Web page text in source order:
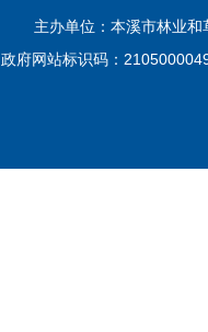
主办单位：本溪市林业
政府网站标识码：